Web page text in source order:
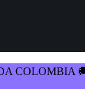
COLOMBIA